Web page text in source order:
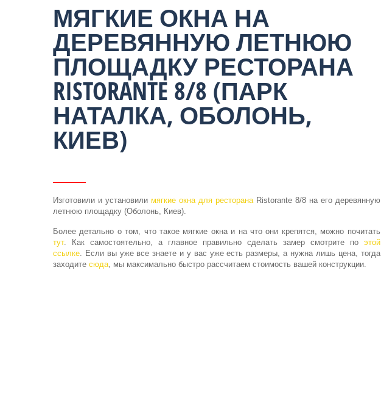
МЯГКИЕ ОКНА НА
ДЕРЕВЯННУЮ ЛЕТНЮЮ
ПЛОЩАДКУ РЕСТОРАНА
RISTORANTE 8/8 (ПАРК
НАТАЛКА, ОБОЛОНЬ,
КИЕВ)
Изготовили и установили мягкие окна для ресторанаRistorante 8/8 на его деревянную
летнюю площадку (Оболонь, Киев).
Более детально о том, что такое мягкие окна и на что они крепятся, можно почитать
тут. Как самостоятельно, а главное правильно сделать замер смотрите по этой
ссылке. Если вы уже все знаете и у вас уже есть размеры, а нужна лишь цена, тогда
заходите сюда, мы максимально быстро рассчитаем стоимость вашей конструкции.